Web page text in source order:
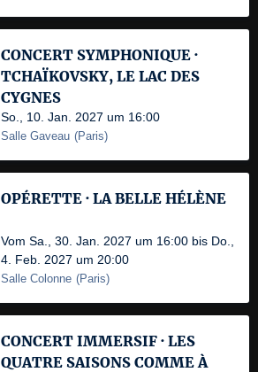
CONCERT SYMPHONIQUE ·
TCHAÏKOVSKY, LE LAC DES
CYGNES
So., 10. Jan. 2027 um 16:00
Salle Gaveau (Paris)
OPÉRETTE · LA BELLE HÉLÈNE
Vom Sa., 30. Jan. 2027 um 16:00 bis Do.,
4. Feb. 2027 um 20:00
Salle Colonne (Paris)
CONCERT IMMERSIF · LES
QUATRE SAISONS COMME À